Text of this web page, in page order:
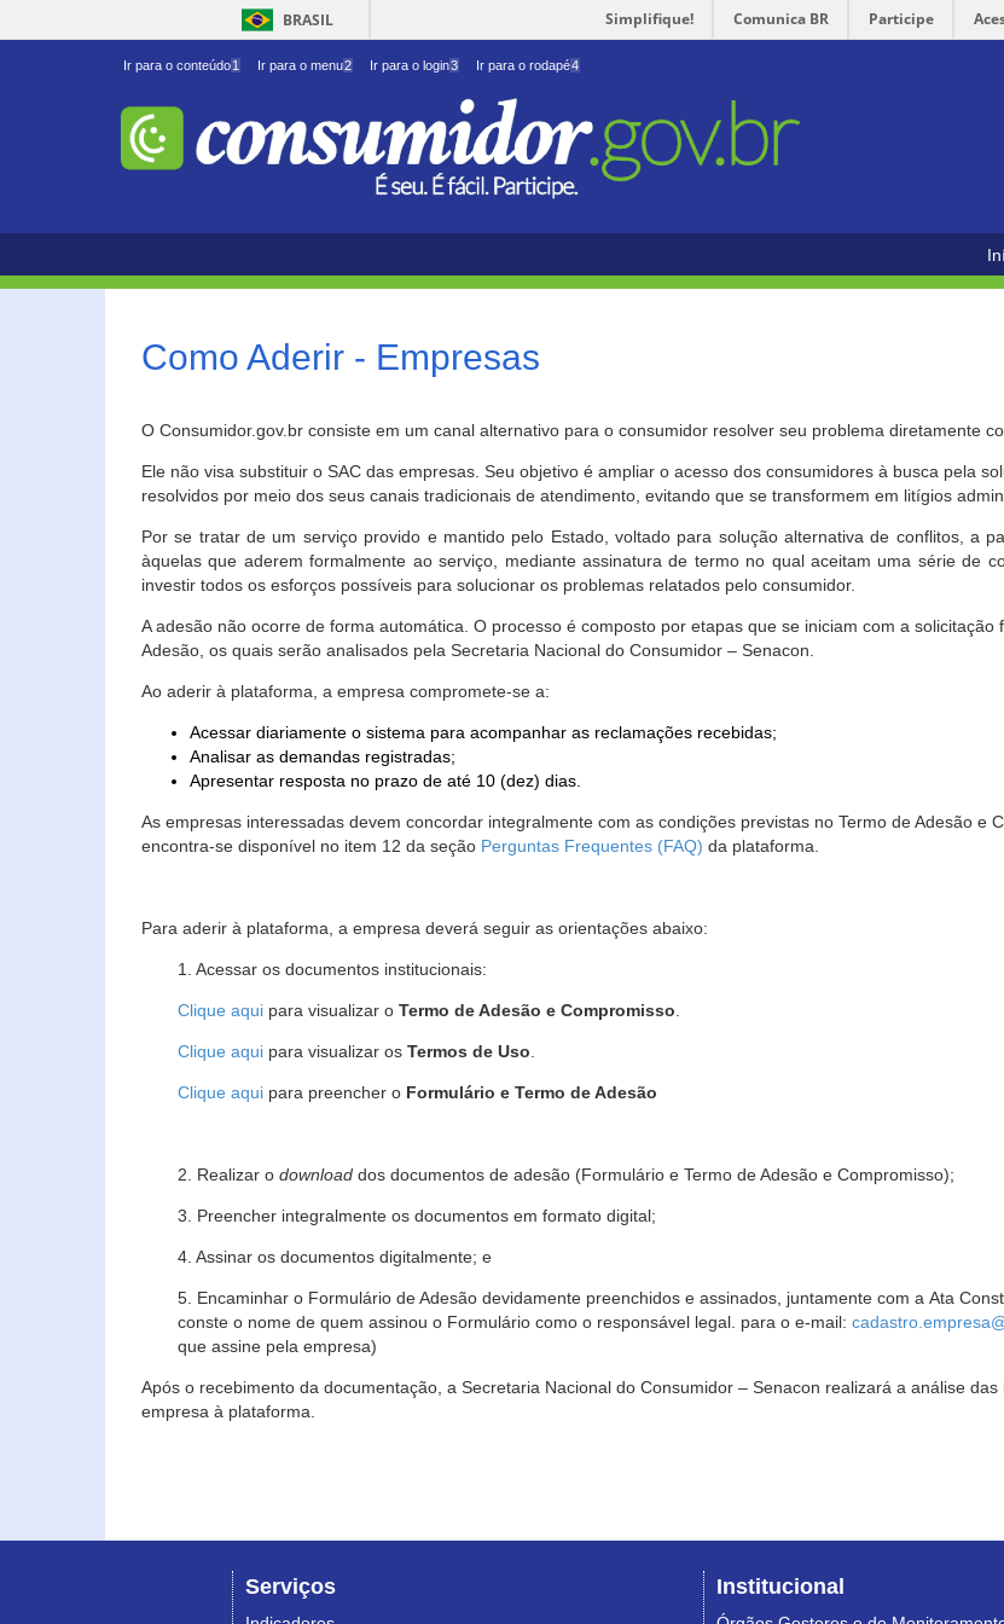
BRASIL Simplifique! Comunica BR Participe
Ir para o conteúdo1 Ir para o menu2 Ir para o login3 Ir para o rodapé4
Como Aderir - Empresas
O Consumidor.gov.br consiste em um canal alternativo para o consumidor resolver seu problema diretamente
Ele não visa substituir o SAC das empresas. Seu objetivo é ampliar o acesso dos consumidores à busca pela
resolvidos por meio dos seus canais tradicionais de atendimento, evitando que se transformem em litígios
Por se tratar de um serviço provido e mantido pelo Estado, voltado para solução alternativa de conflitos, a
àquelas que aderem formalmente ao serviço, mediante assinatura de termo no qual aceitam uma série de
investir todos os esforços possíveis para solucionar os problemas relatados pelo consumidor.
A adesão não ocorre de forma automática. O processo é composto por etapas que se iniciam com a
Adesão, os quais serão analisados pela Secretaria Nacional do Consumidor – Senacon.
Ao aderir à plataforma, a empresa compromete-se a:
Acessar diariamente o sistema para acompanhar as reclamações recebidas;
Analisar as demandas registradas;
Apresentar resposta no prazo de até 10 (dez) dias.
As empresas interessadas devem concordar integralmente com as condições previstas no Termo de Adesão e
encontra-se disponível no item 12 da seção Perguntas Frequentes (FAQ) da plataforma.
Para aderir à plataforma, a empresa deverá seguir as orientações abaixo:
1. Acessar os documentos institucionais:
Clique aqui para visualizar o Termo de Adesão e Compromisso
Clique aqui para visualizar os Termos de Uso
Clique aqui para preencher o Formulário e Termo de Adesão
2. Realizar o download dos documentos de adesão (Formulário e Termo de Adesão e Compromisso);
3. Preencher integralmente os documentos em formato digital;
4. Assinar os documentos digitalmente; e
5. Encaminhar o Formulário de Adesão devidamente preenchidos e assinados, juntamente com a Ata
conste o nome de quem assinou o Formulário como o responsável legal. para o e-mail:
que assine pela empresa)
Após o recebimento da documentação, a Secretaria Nacional do Consumidor – Senacon realizará a análise
empresa à plataforma.
Serviços Institucional